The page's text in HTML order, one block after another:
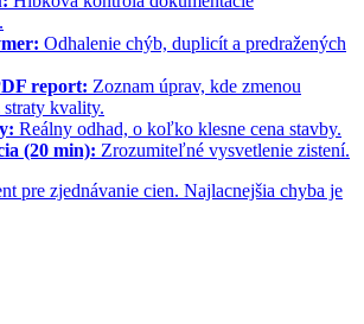
Odhalenie chýb, duplicít a predražených
report: Zoznam úprav, kde zmenou
straty kvality.
Reálny odhad, o koľko klesne cena stavby.
(20 min): Zrozumiteľné vysvetlenie zistení.
pre zjednávanie cien. Najlacnejšia chyba je